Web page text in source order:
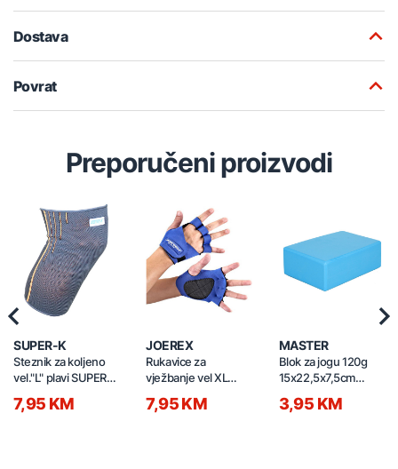
Dostava
Povrat
Preporučeni proizvodi
SUPER-K
Steznik za koljeno
vel."L" plavi SUPER-K
7,95 KM
JOEREX
Rukavice za
vježbanje vel XL
JE051
7,95 KM
MASTER
Blok za jogu 120g
15x22,5x7,5cm
3,95 KM